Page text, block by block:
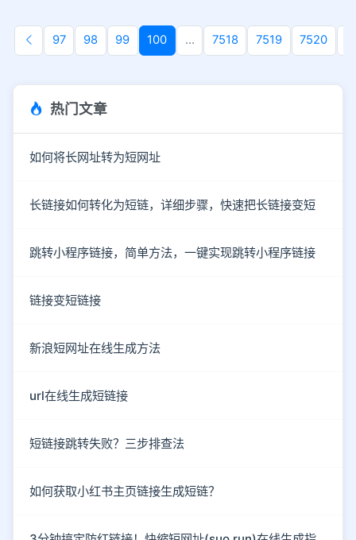
97 98 99 100 ... 7518 7519 7520
热门文章
如何将长网址转为短网址
长链接如何转化为短链，详细步骤，快速把长链接变短
跳转小程序链接，简单方法，一键实现跳转小程序链接
链接变短链接
新浪短网址在线生成方法
url在线生成短链接
短链接跳转失败？三步排查法
如何获取小红书主页链接生成短链？